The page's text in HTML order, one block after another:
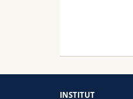
INSTITUT